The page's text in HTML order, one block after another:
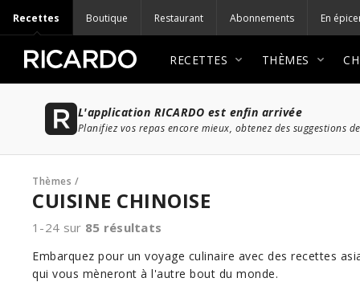
Recettes Boutique Restaurant Abonnements En
RECETTES THÈMES
L'application RICARDO est enfin arrivée
Planifiez vos repas encore mieux, obtenez des suggestions
Thèmes /
CUISINE CHINOISE
1-24 sur 85 résultats
Embarquez pour un voyage culinaire avec des recettes
qui vous mèneront à l'autre bout du monde.